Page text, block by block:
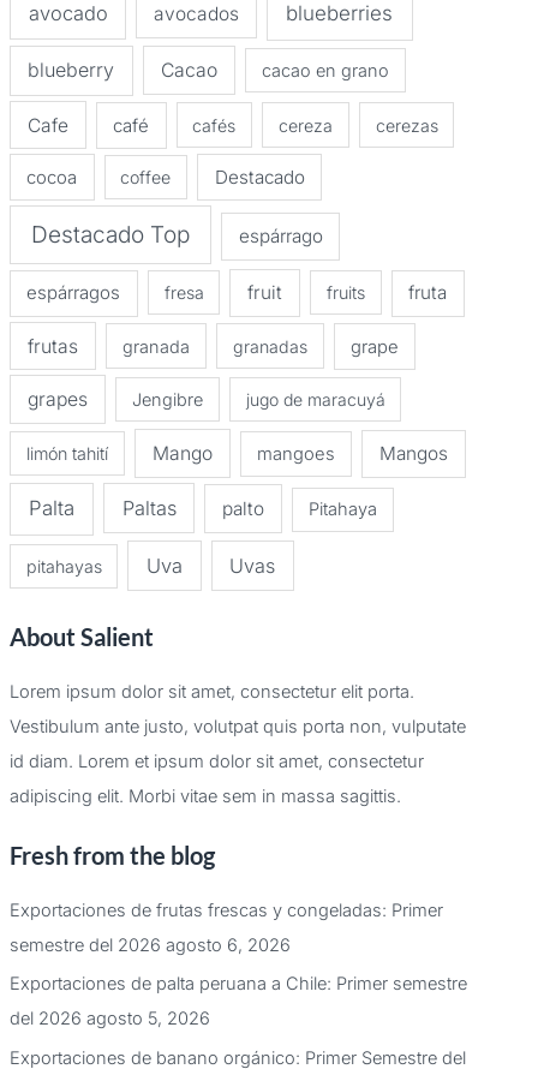
avocado avocados blueberries
blueberry Cacao cacao en grano
Cafe café cafés cereza cerezas
cocoa coffee Destacado
Destacado Top espárrago
espárragos fresa fruit fruits fruta
frutas granada granadas grape
grapes Jengibre jugo de maracuyá
limón tahití Mango mangoes Mangos
Palta Paltas palto Pitahaya
pitahayas Uva Uvas
About Salient
Lorem ipsum dolor sit amet, consectetur elit porta.
Vestibulum ante justo, volutpat quis porta non, vulputate
id diam. Lorem et ipsum dolor sit amet, consectetur
adipiscing elit. Morbi vitae sem in massa sagittis.
Fresh from the blog
Exportaciones de frutas frescas y congeladas: Primer
semestre del 2026 agosto 6, 2026
Exportaciones de palta peruana a Chile: Primer semestre
del 2026 agosto 5, 2026
Exportaciones de banano orgánico: Primer Semestre del